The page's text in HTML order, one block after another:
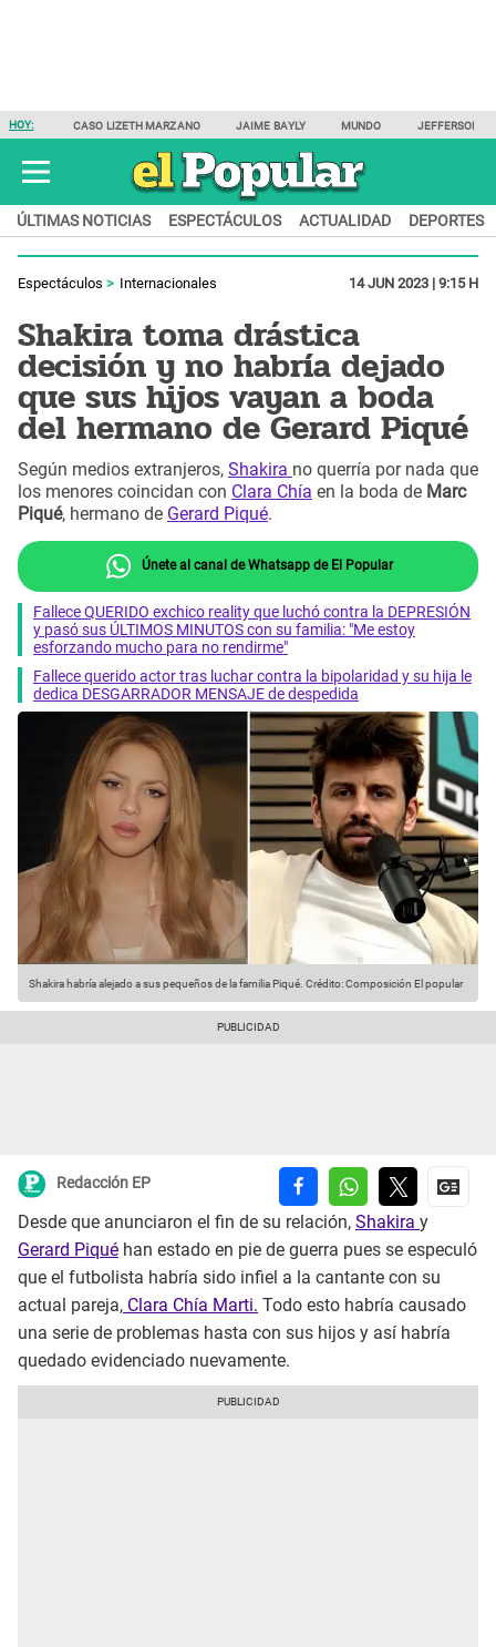
HOY: CASO LIZETH MARZANO JAIME BAYLY MUNDO JEFFERSON
ÚLTIMAS NOTICIAS ESPECTÁCULOS ACTUALIDAD DEPORTES
Espectáculos Internacionales 14 JUN 2023 | 9:15 H
Shakira toma drástica
decisión y no habría dejado
que sus hijos vayan a boda
del hermano de Gerard Piqué
Según medios extranjeros, Shakira no querría por nada que
los menores coincidan con Clara Chía en la boda de Marc
Piqué, hermano de Gerard Piqué.
Únete al canal de Whatsapp de El Popular
Fallece QUERIDO exchico reality que luchó contra la DEPRESIÓN
y pasó sus ÚLTIMOS MINUTOS con su familia: "Me estoy
esforzando mucho para no rendirme"
Fallece querido actor tras luchar contra la bipolaridad y su hija le
dedica DESGARRADOR MENSAJE de despedida
Shakira habría alejado a sus pequeños de la familia Piqué. Crédito: Composición El popular
Redacción EP
Desde que anunciaron el fin de su relación, Shakira y
Gerard Piqué han estado en pie de guerra pues se especuló
que el futbolista habría sido infiel a la cantante con su
actual pareja, Clara Chía Marti. Todo esto habría causado
una serie de problemas hasta con sus hijos y así habría
quedado evidenciado nuevamente.